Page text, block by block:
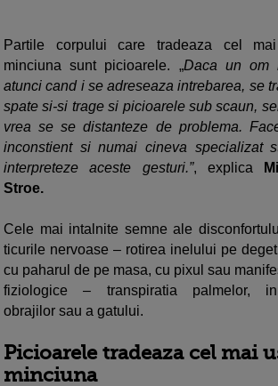
Partile corpului care tradeaza cel
minciuna sunt picioarele. „Daca un om
atunci cand i se adreseaza intrebarea, se
spate si-si trage si picioarele sub scaun,
vrea se se distanteze de problema.
inconstient si numai cineva specializat
interpreteze aceste gesturi.”, explica
Stroe.
Cele mai intalnite semne ale
ticurile nervoase – rotirea inelului pe
cu paharul de pe masa, cu pixul sau
fiziologice – transpiratia palmelor,
obrajilor sau a gatului.
Picioarele tradeaza cel mai
minciuna